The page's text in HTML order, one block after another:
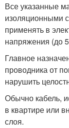
Все указанные
изоляционными
применять в
напряжения (до
Главное
проводника от
нарушить
Обычно кабель,
в квартире или
слоя.